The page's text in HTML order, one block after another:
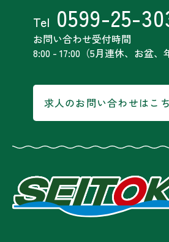
Tel 0599-25-
お問い合わせ受付時間
8:00 - 17:00（5月連休、お盆、
求人のお問い合わせはこ